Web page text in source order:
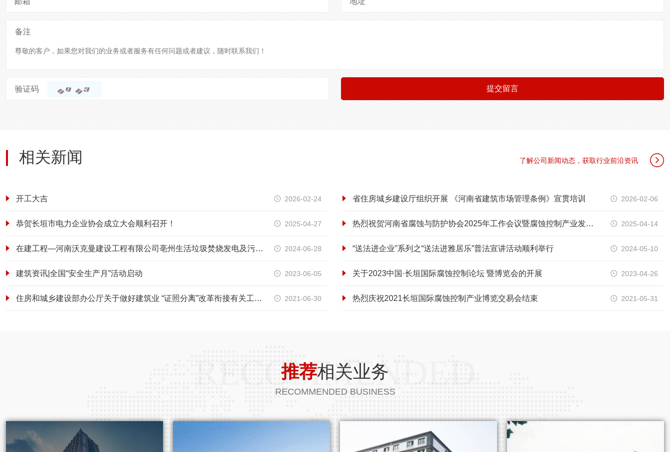
备注
验证码 提交留言
相关新闻 了解公司新闻动态，获取行业前沿资讯 
开工大吉  2026-02-24 省住房城乡建设厅组织开展 《河南省建筑市场管理条例》宣贯培训  2026-02-06
恭贺长垣市电力企业协会成立大会顺利召开！  2025-04-27 热烈祝贺河南省腐蚀与防护协会2025年工作会议暨腐蚀控制产业发展大会成功召开  2025-04-14
在建工程—河南沃克曼建设工程有限公司亳州生活垃圾焚烧发电及污泥处理厂项目形象提升改造工程项目纪实  2024-06-28 “送法进企业”系列之“送法进雅居乐”普法宣讲活动顺利举行  2024-05-10
建筑资讯|全国“安全生产月”活动启动  2023-06-05 关于2023中国·长垣国际腐蚀控制论坛 暨博览会的开展  2023-04-26
住房和城乡建设部办公厅关于做好建筑业 “证照分离”改革衔接有关工作的通知  2021-06-30 热烈庆祝2021长垣国际腐蚀控制产业博览交易会结束  2021-05-31
RECOMMENDED
推荐相关业务
RECOMMENDED BUSINESS